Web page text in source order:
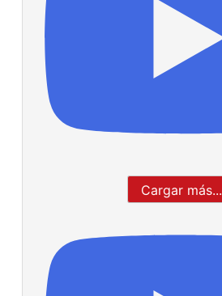
Cargar más...